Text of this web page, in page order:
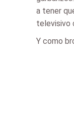
a tener
televisivo
Y como